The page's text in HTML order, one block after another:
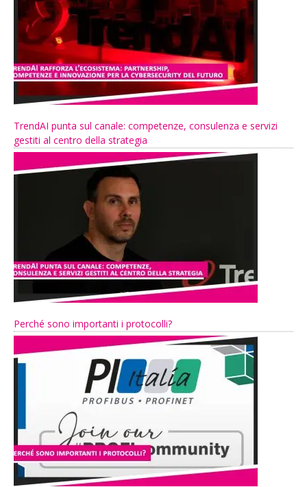
TrendAI punta sul canale: competenze, consulenza e servizi
gestiti al centro della strategia
Perché sono importanti i protocolli?